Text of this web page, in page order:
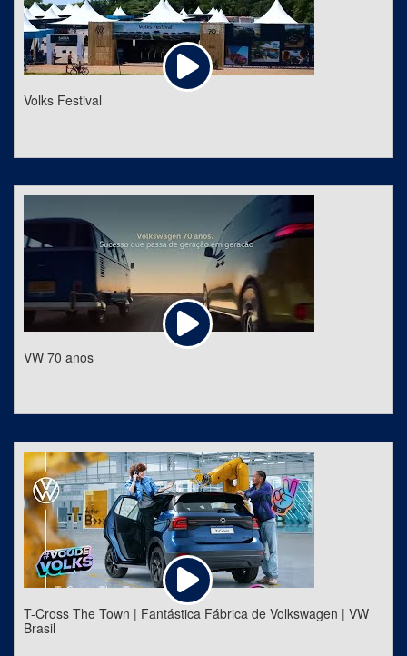
Volks Festival
VW 70 anos
T-Cross The Town | Fantástica Fábrica de Volkswagen | VW
Brasil